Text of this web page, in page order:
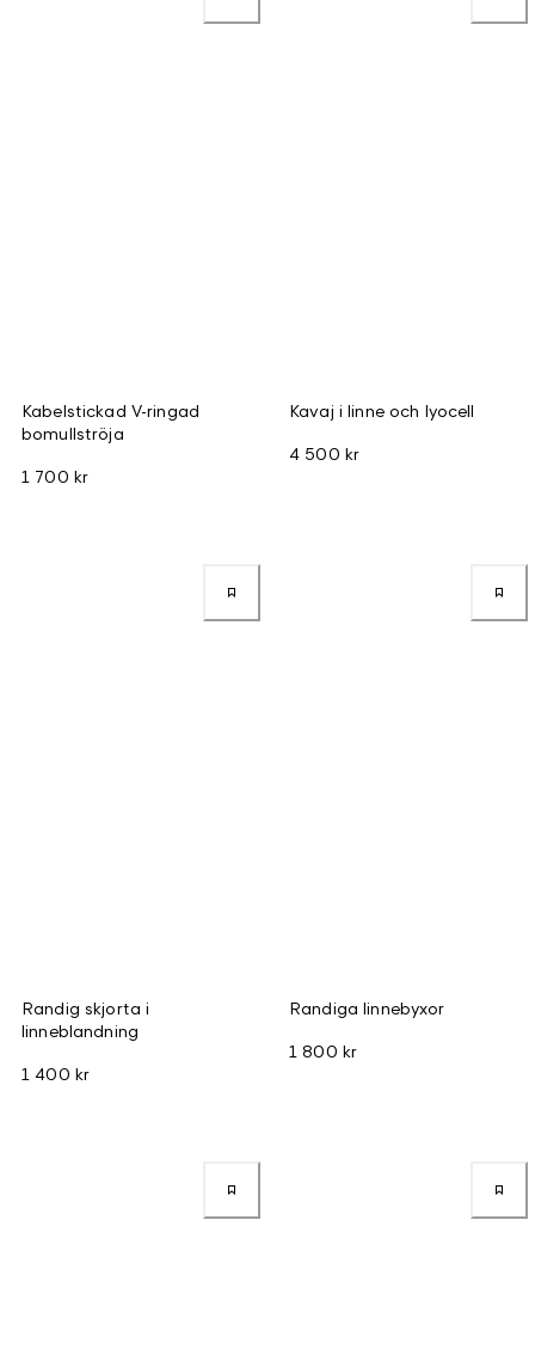
Kabelstickad V-ringad
bomullströja
1 700 kr
Kavaj i linne och lyocell
4 500 kr
Randig skjorta i
linneblandning
1 400 kr
Randiga linnebyxor
1 800 kr